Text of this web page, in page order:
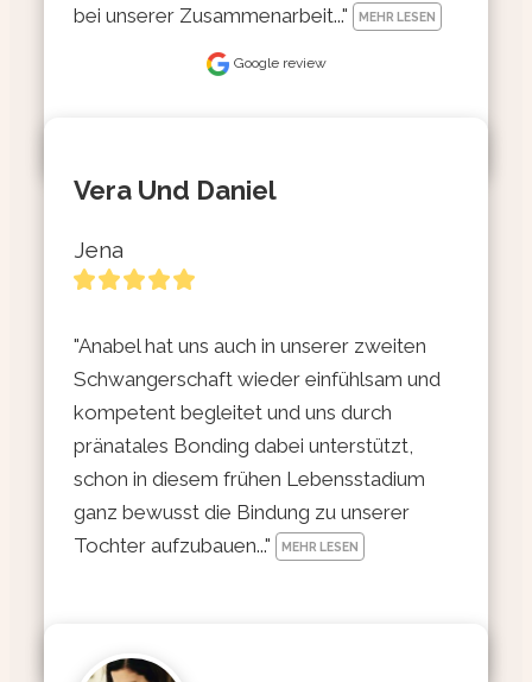
bei unserer Zusammenarbeit..."
MEHR LESEN
Google review
Vera Und Daniel
Jena
"Anabel hat uns auch in unserer zweiten
Schwangerschaft wieder einfühlsam und
kompetent begleitet und uns durch
pränatales Bonding dabei unterstützt,
schon in diesem frühen Lebensstadium
ganz bewusst die Bindung zu unserer
Tochter aufzubauen..."
MEHR LESEN